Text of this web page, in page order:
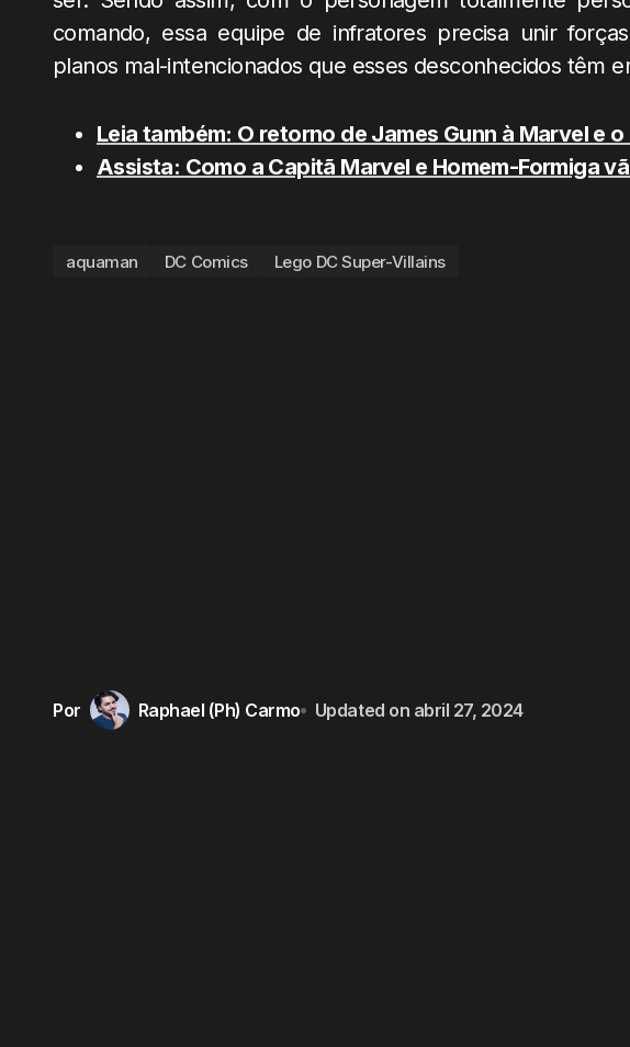
comando, essa equipe de infratores precisa unir
planos mal-intencionados que esses desconhecidos têm
Leia também: O retorno de James Gunn à Marvel e
Assista: Como a Capitã Marvel e Homem-Formiga
aquaman DC Comics Lego DC Super-Villains
Por Raphael (Ph) Carmo Updated on abril 27, 2024